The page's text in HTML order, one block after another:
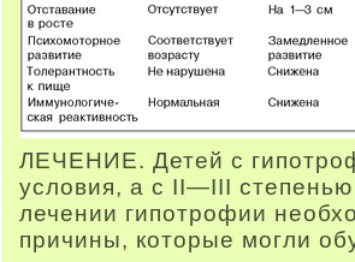
ЛЕЧЕНИЕ. Детей с
условия, а с II—III
лечении гипотрофии
причины, которые могли